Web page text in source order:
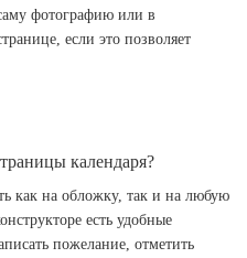
фотографию или в
если это позволяет
календаря?
как на обложку, так и на любую
есть удобные
пожелание, отметить